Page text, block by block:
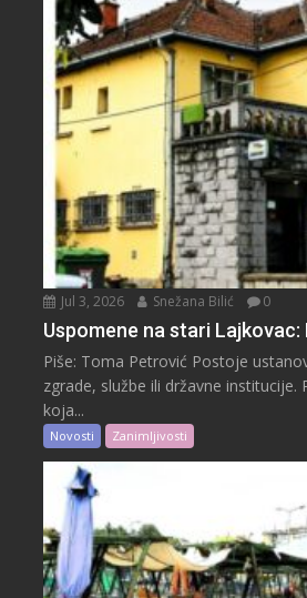
Jul 3, 2026 Snežana Bilić 0
Uspomene na stari Lajkovac:
Piše: Toma Petrović Postoje
zgrade, službe ili državne institucije.
koja...
Novosti Zanimljivosti